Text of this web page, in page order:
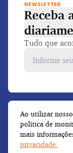
Ao utilizar
política de
mais
privacidade.
Últimas notícias
EDITORIAIS
NEWSLETTER
Receba
Tudo que